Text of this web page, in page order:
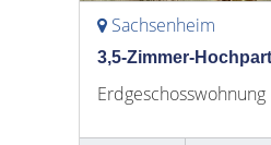
Sachsenheim
3,5-Zimmer-
Erdgeschosswohnung